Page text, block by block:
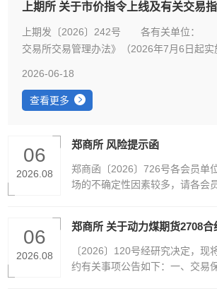
上期发〔2026〕242号 各有关单位：
交易所交易管理办法》（2026年7月6日起实
令下单量通知如下： 自2026年7月6日（
的期货、期权品种。 限价指令每次最小
大下单量期货品种为500手、期权品种为100
最小下单量为1手，最大下单量期货品种为
0手。 套利指令的上线事宜，交易所
上海期货交易所 2026年6月18日
2026-06-18
查看更多
06
2026.08
郑商所 风险提示函
郑商函〔2026〕726号各会员单
场的不确定性因素较多，请各会
06
2026.08
郑商所 关于动力煤期货2708
〔2026〕120号经研究决定，现
约有关事项公告如下：一、交易